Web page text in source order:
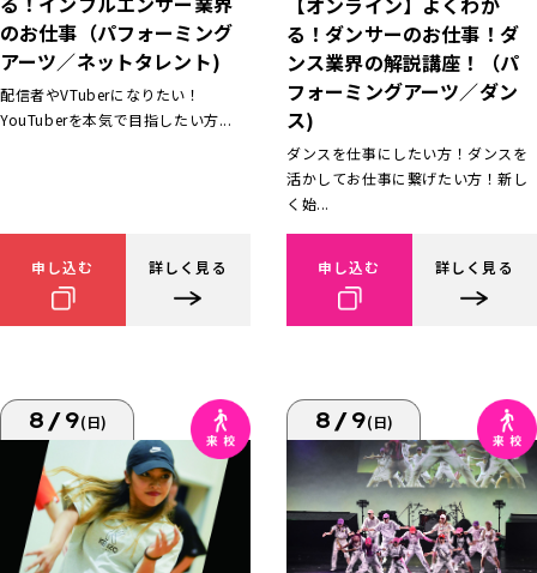
のお仕事（パフォーミング
アーツ／ネットタレント)
配信者やVTuberになりたい！
YouTuberを本気で目指したい方...
申し込む 詳しく見る
る！ダンサーのお仕事！ダ
ンス業界の解説講座！（パ
フォーミングアーツ／ダン
ス)
ダンスを仕事にしたい方！ダンスを
活かしてお仕事に繋げたい方！新し
く始...
申し込む 詳しく見る
8/9(日) 8/9(日)